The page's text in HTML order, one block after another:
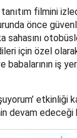
filmini
önce
sahasını
için özel olarak
iş
etkinliği
devam